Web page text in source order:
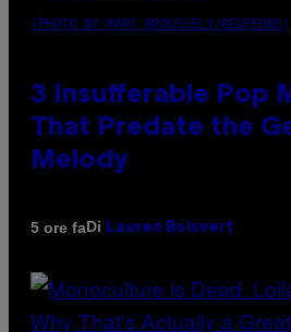
(PHOTO BY MARC BROUSSELY/REDFERNS)
3 Insufferable Pop
That Predate the
Melody
5 ore faDi Lauren Boisvert